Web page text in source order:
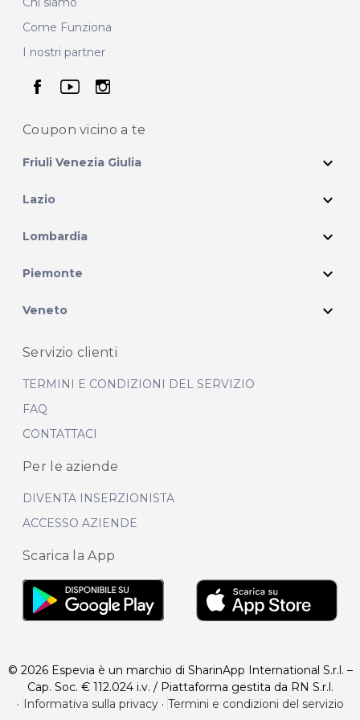
Come Funziona
I nostri partner
seguici su facebook
seguici su youtube
seguici su instagram
Coupon vicino a te
Friuli Venezia Giulia expand_more
Lazio expand_more
Lombardia expand_more
Piemonte expand_more
Veneto expand_more
Servizio clienti
TERMINI E CONDIZIONI DEL SERVIZIO
FAQ
CONTATTACI
Per le aziende
DIVENTA INSERZIONISTA
ACCESSO AZIENDE
Scarica la App
© 2026 Espevia è un marchio di SharinApp International S.r.l. –
Cap. Soc. € 112.024 i.v. / Piattaforma gestita da RN S.r.l.
· Informativa sulla privacy· Termini e condizioni del servizio